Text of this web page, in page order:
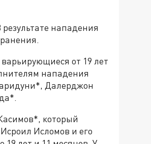
нападения
от 19 лет
нападения
Далерджон
который
Исломов и его